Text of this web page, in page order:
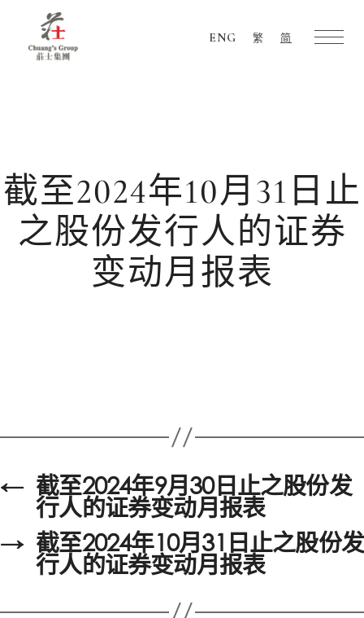
ENG 繁 简
截至2024年10月31日止
之股份发行人的证券
变动月报表
← 截至2024年9月30日止之股份发
行人的证券变动月报表
→ 截至2024年10月31日止之股份发
行人的证券变动月报表